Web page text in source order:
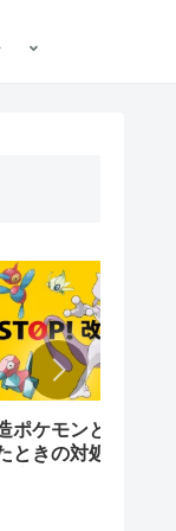
ポケモンとは？ 受
ときの対処法と見